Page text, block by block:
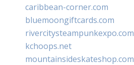
caribbean-corner.com
bluemoongiftcards.com
rivercitysteampunkexpo.com
kchoops.net
mountainsideskateshop.com